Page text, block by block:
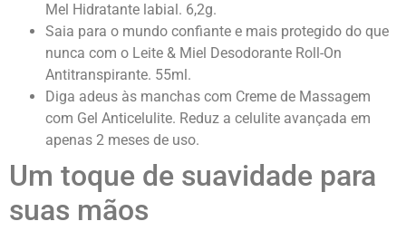
Mel Hidratante labial. 6,2g.
Saia para o mundo confiante e mais protegido do que
nunca com o Leite & Miel Desodorante Roll-On
Antitranspirante. 55ml.
Diga adeus às manchas com Creme de Massagem
com Gel Anticelulite. Reduz a celulite avançada em
apenas 2 meses de uso.
Um toque de suavidade para
suas mãos